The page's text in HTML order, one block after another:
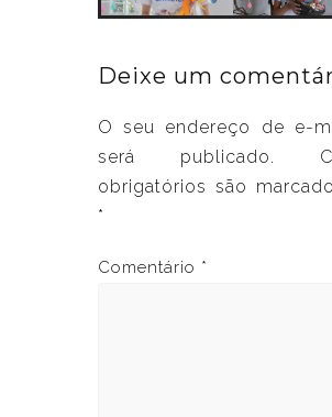
Deixe um
O seu endereço de e-
será publicado.
obrigatórios são
*
Comentário *